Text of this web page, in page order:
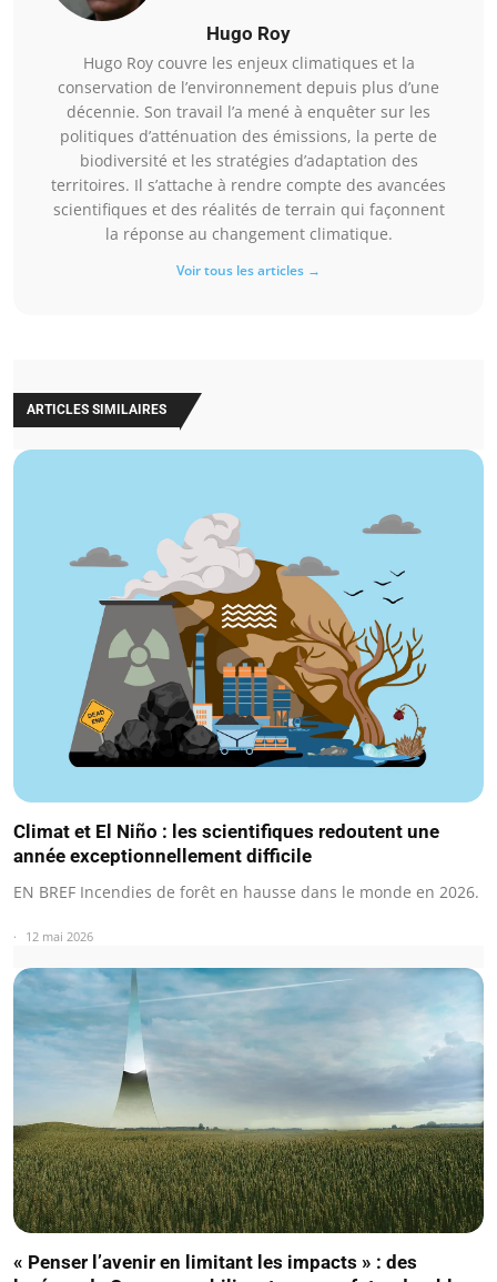
Hugo Roy
Hugo Roy couvre les enjeux climatiques et la
conservation de l’environnement depuis plus d’une
décennie. Son travail l’a mené à enquêter sur les
politiques d’atténuation des émissions, la perte de
biodiversité et les stratégies d’adaptation des
territoires. Il s’attache à rendre compte des avancées
scientifiques et des réalités de terrain qui façonnent
la réponse au changement climatique.
Voir tous les articles →
ARTICLES SIMILAIRES
Climat et El Niño : les scientifiques redoutent une
année exceptionnellement difficile
EN BREF Incendies de forêt en hausse dans le monde en 2026.
12 mai 2026
« Penser l’avenir en limitant les impacts » : des